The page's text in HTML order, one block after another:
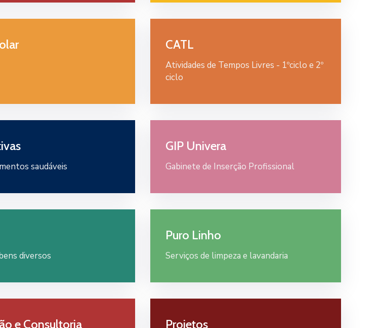
CATL
Atividades de Tempos Livres - 1ºciclo e 2º
ciclo
saudáveis
GIP Univera
Gabinete de Inserção Profissional
diversos
Puro Linho
Serviços de limpeza e lavandaria
e Consultoria Projetos